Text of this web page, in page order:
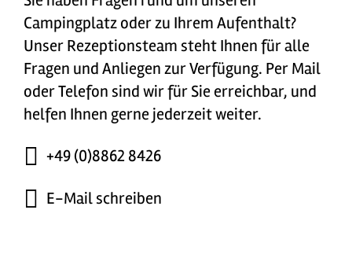
Campingplatz oder zu Ihrem Aufenthalt?
Unser Rezeptionsteam steht Ihnen für alle
Fragen und Anliegen zur Verfügung. Per Mail
oder Telefon sind wir für Sie erreichbar, und
helfen Ihnen gerne jederzeit weiter.
+49 (0)8862 8426
E-Mail schreiben